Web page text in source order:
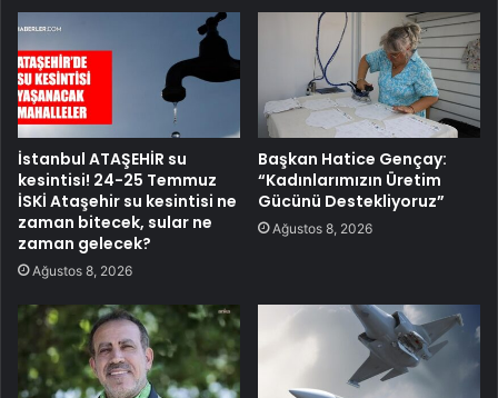
İstanbul ATAŞEHİR su
kesintisi! 24-25 Temmuz
İSKİ Ataşehir su kesintisi ne
zaman bitecek, sular ne
zaman gelecek?
Ağustos 8, 2026
Başkan Hatice Gençay:
“Kadınlarımızın Üretim
Gücünü Destekliyoruz”
Ağustos 8, 2026